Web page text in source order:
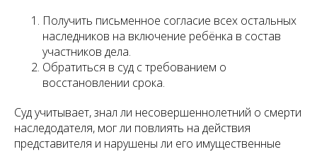
Получить письменное согласие всех остальных
наследников на включение ребёнка в состав
участников дела.
Обратиться в суд с требованием о
восстановлении срока.
Суд учитывает, знал ли несовершеннолетний о смерти
наследодателя, мог ли повлиять на действия
представителя и нарушены ли его имущественные